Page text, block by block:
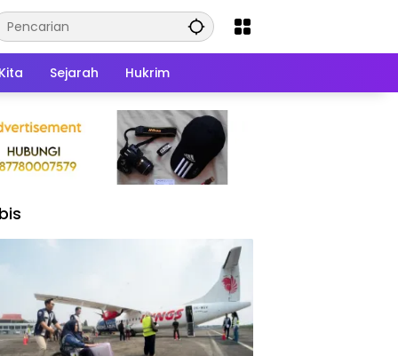
Sejarah Hukrim